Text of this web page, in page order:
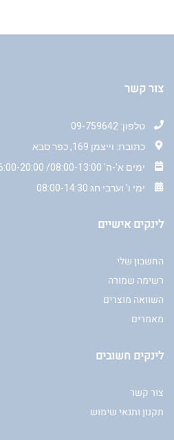
צור קשר
טלפון: 09-759642
כתובת: וייצמן 169, כפר סבא
ימים א'-ה' 08:00-13:00/ 16:00-20:00
ימי ו' וערבי חג 08:00-14:30
לינקים אישיים
החשבון שלי
רשימה שמורה
השוואה מוצרים
מאמרים
לינקים חשובים
צור קשר
תקנון ותנאי שימוש